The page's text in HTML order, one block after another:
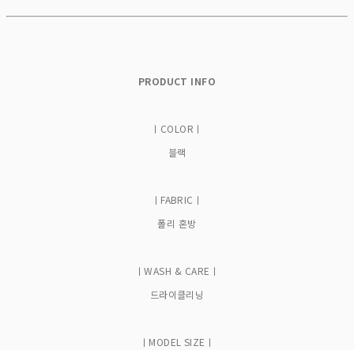
PRODUCT INFO
ㅣCOLORㅣ
블랙
ㅣFABRICㅣ
폴리 혼방
ㅣWASH & CAREㅣ
드라이클리닝
ㅣMODEL SIZEㅣ